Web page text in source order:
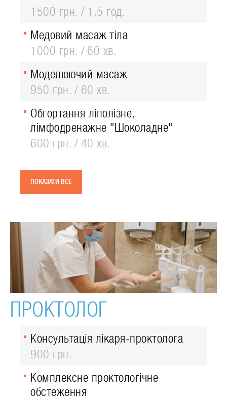
1500 грн.
1,5 год.
Медовий масаж тіла
1000 грн.
60 хв.
Моделюючий масаж
950 грн.
60 хв.
Обгортання ліполізне,
лімфодренажне "Шоколадне"
600 грн.
40 хв.
ПОКАЗАТИ ВСЕ
ПРОКТОЛОГ
Консультація лікаря-проктолога
900 грн.
Комплексне проктологічне
обстеження